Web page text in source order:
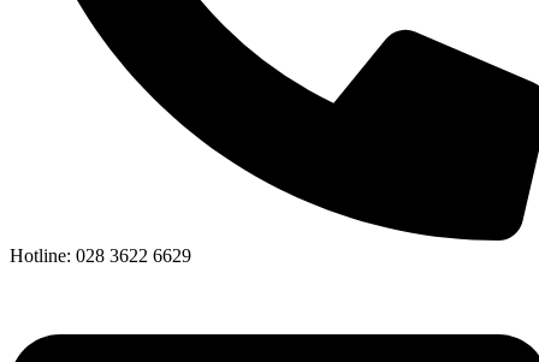
Hotline: 028 3622 6629